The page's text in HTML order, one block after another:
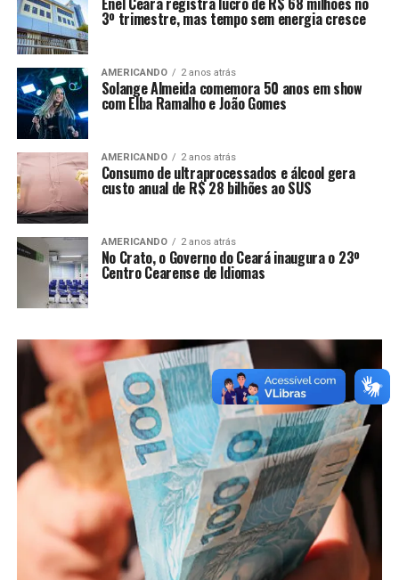
3º trimestre, mas tempo sem energia cresce
AMERICANDO 2 anos atrás
Solange Almeida comemora 50 anos em show
com Elba Ramalho e João Gomes
AMERICANDO 2 anos atrás
Consumo de ultraprocessados e álcool gera
custo anual de R$ 28 bilhões ao SUS
AMERICANDO 2 anos atrás
No Crato, o Governo do Ceará inaugura o 23º
Centro Cearense de Idiomas